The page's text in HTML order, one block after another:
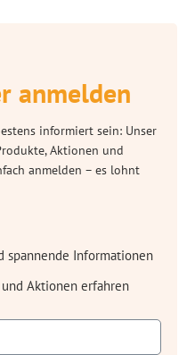
anmelden
informiert sein: Unser
Aktionen und
anmelden – es lohnt
spannende Informationen
Aktionen erfahren